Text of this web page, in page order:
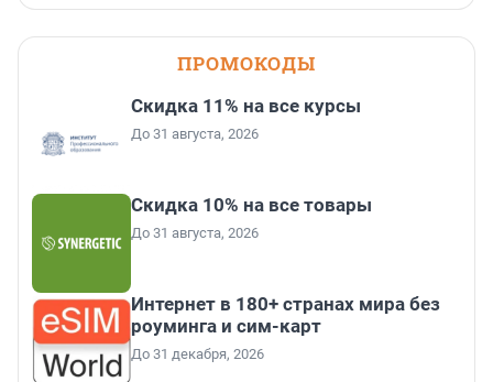
ПРОМОКОДЫ
Скидка 11% на все курсы
До 31 августа, 2026
Скидка 10% на все товары
До 31 августа, 2026
Интернет в 180+ странах мира без
роуминга и сим-карт
До 31 декабря, 2026